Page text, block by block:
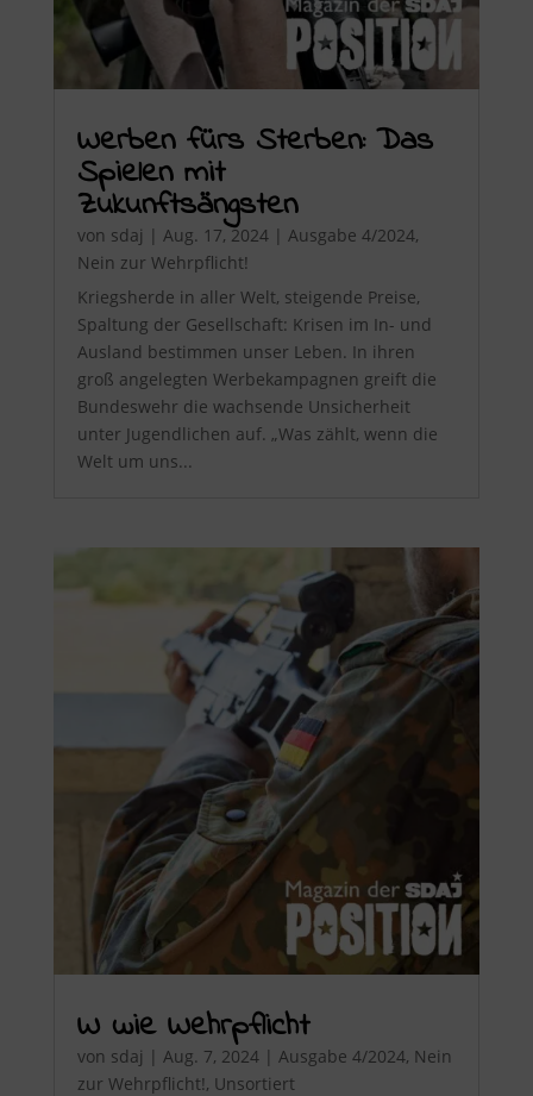
Werben fürs Sterben: Das
Spielen mit
Zukunftsängsten
von sdaj | Aug. 17, 2024| Ausgabe 4/2024,
Nein zur Wehrpflicht!
Kriegsherde in aller Welt, steigende Preise,
Spaltung der Gesellschaft: Krisen im In- und
Ausland bestimmen unser Leben. In ihren
groß angelegten Werbekampagnen greift die
Bundeswehr die wachsende Unsicherheit
unter Jugendlichen auf. „Was zählt, wenn die
Welt um uns...
W wie Wehrpflicht
von sdaj | Aug. 7, 2024| Ausgabe 4/2024, Nein
zur Wehrpflicht!, Unsortiert